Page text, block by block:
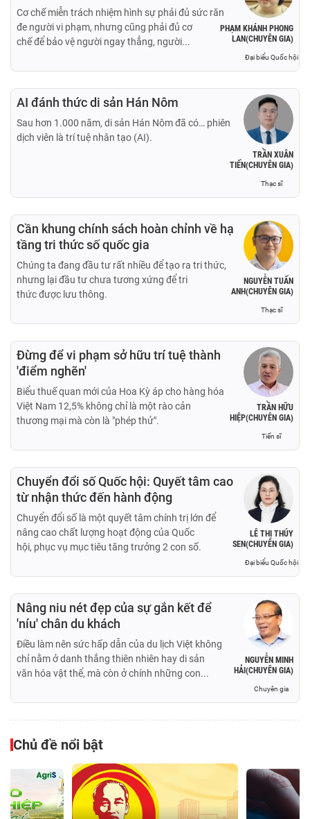
PHẠM KHÁNH PHONG
LAN(CHUYÊN GIA)
Đại biểu Quốc hội
Cơ chế miễn trách nhiệm hình sự phải đủ sức răn
đe người vi phạm, nhưng cũng phải đủ cơ
chế để bảo vệ người ngay thẳng, người...
TRẦN XUÂN
TIẾN(CHUYÊN GIA)
Thạc sĩ
AI đánh thức di sản Hán Nôm
Sau hơn 1.000 năm, di sản Hán Nôm đã có… phiên
dịch viên là trí tuệ nhân tạo (AI).
NGUYỄN TUẤN
ANH(CHUYÊN GIA)
Thạc sĩ
Cần khung chính sách hoàn chỉnh về hạ
tầng tri thức số quốc gia
Chúng ta đang đầu tư rất nhiều để tạo ra tri thức,
nhưng lại đầu tư chưa tương xứng để tri
thức được lưu thông.
TRẦN HỮU
HIỆP(CHUYÊN GIA)
Tiến sĩ
Đừng để vi phạm sở hữu trí tuệ thành
'điểm nghẽn'
Biểu thuế quan mới của Hoa Kỳ áp cho hàng hóa
Việt Nam 12,5% không chỉ là một rào cản
thương mại mà còn là "phép thử".
LÊ THỊ THÚY
SEN(CHUYÊN GIA)
Đại biểu Quốc hội
Chuyển đổi số Quốc hội: Quyết tâm cao
từ nhận thức đến hành động
Chuyển đổi số là một quyết tâm chính trị lớn để
nâng cao chất lượng hoạt động của Quốc
hội, phục vụ mục tiêu tăng trưởng 2 con số.
NGUYỄN MINH
HẢI(CHUYÊN GIA)
Chuyên gia
Nâng niu nét đẹp của sự gắn kết để
'níu' chân du khách
Điều làm nên sức hấp dẫn của du lịch Việt không
chỉ nằm ở danh thắng thiên nhiên hay di sản
văn hóa vật thể, mà còn ở chính những con...
Chủ đề nổi bật